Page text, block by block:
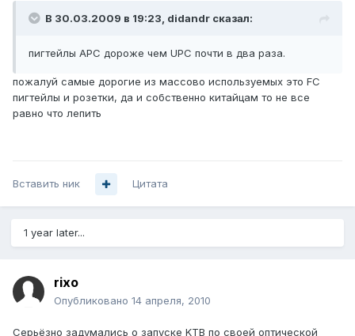
В 30.03.2009 в 19:23, didandr сказал:
пигтейлы АРС дороже чем UРС почти в два раза.
пожалуй самые дорогие из массово используемых это FC
пигтейлы и розетки, да и собственно китайцам то не все
равно что лепить
Вставить ник Цитата
1 year later...
rixo
Опубликовано 14 апреля, 2010
Серьёзно задумались о запуске KTВ по своей оптической